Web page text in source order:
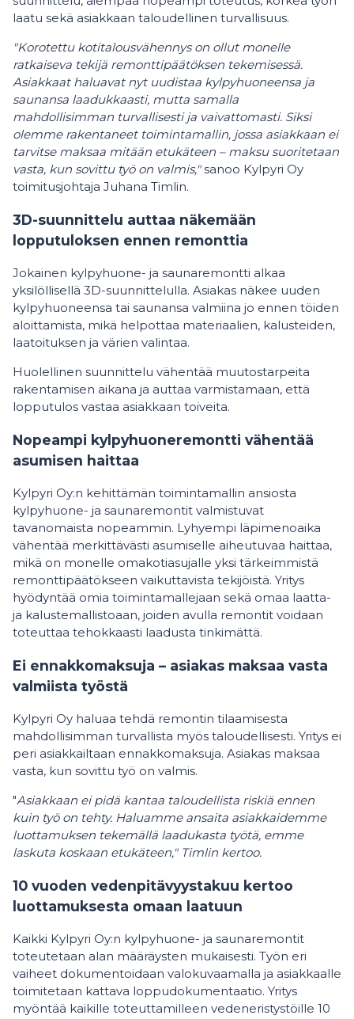
laatu sekä asiakkaan taloudellinen turvallisuus.
"Korotettu kotitalousvähennys on ollut monelle
ratkaiseva tekijä remonttipäätöksen tekemisessä.
Asiakkaat haluavat nyt uudistaa kylpyhuoneensa ja
saunansa laadukkaasti, mutta samalla
mahdollisimman turvallisesti ja vaivattomasti. Siksi
olemme rakentaneet toimintamallin, jossa asiakkaan ei
tarvitse maksaa mitään etukäteen – maksu suoritetaan
vasta, kun sovittu työ on valmis,"sanoo Kylpyri Oy
toimitusjohtaja Juhana Timlin.
3D-suunnittelu auttaa näkemään
lopputuloksen ennen remonttia
Jokainen kylpyhuone- ja saunaremontti alkaa
yksilöllisellä 3D-suunnittelulla. Asiakas näkee uuden
kylpyhuoneensa tai saunansa valmiina jo ennen töiden
aloittamista, mikä helpottaa materiaalien, kalusteiden,
laatoituksen ja värien valintaa.
Huolellinen suunnittelu vähentää muutostarpeita
rakentamisen aikana ja auttaa varmistamaan, että
lopputulos vastaa asiakkaan toiveita.
Nopeampi kylpyhuoneremontti vähentää
asumisen haittaa
Kylpyri Oy:n kehittämän toimintamallin ansiosta
kylpyhuone- ja saunaremontit valmistuvat
tavanomaista nopeammin. Lyhyempi läpimenoaika
vähentää merkittävästi asumiselle aiheutuvaa haittaa,
mikä on monelle omakotiasujalle yksi tärkeimmistä
remonttipäätökseen vaikuttavista tekijöistä. Yritys
hyödyntää omia toimintamallejaan sekä omaa laatta-
ja kalustemallistoaan, joiden avulla remontit voidaan
toteuttaa tehokkaasti laadusta tinkimättä.
Ei ennakkomaksuja – asiakas maksaa vasta
valmiista työstä
Kylpyri Oy haluaa tehdä remontin tilaamisesta
mahdollisimman turvallista myös taloudellisesti. Yritys ei
peri asiakkailtaan ennakkomaksuja. Asiakas maksaa
vasta, kun sovittu työ on valmis.
"Asiakkaan ei pidä kantaa taloudellista riskiä ennen
kuin työ on tehty. Haluamme ansaita asiakkaidemme
luottamuksen tekemällä laadukasta työtä, emme
laskuta koskaan etukäteen," Timlin kertoo.
10 vuoden vedenpitävyystakuu kertoo
luottamuksesta omaan laatuun
Kaikki Kylpyri Oy:n kylpyhuone- ja saunaremontit
toteutetaan alan määräysten mukaisesti. Työn eri
vaiheet dokumentoidaan valokuvaamalla ja asiakkaalle
toimitetaan kattava loppudokumentaatio. Yritys
myöntää kaikille toteuttamilleen vedeneristystöille 10